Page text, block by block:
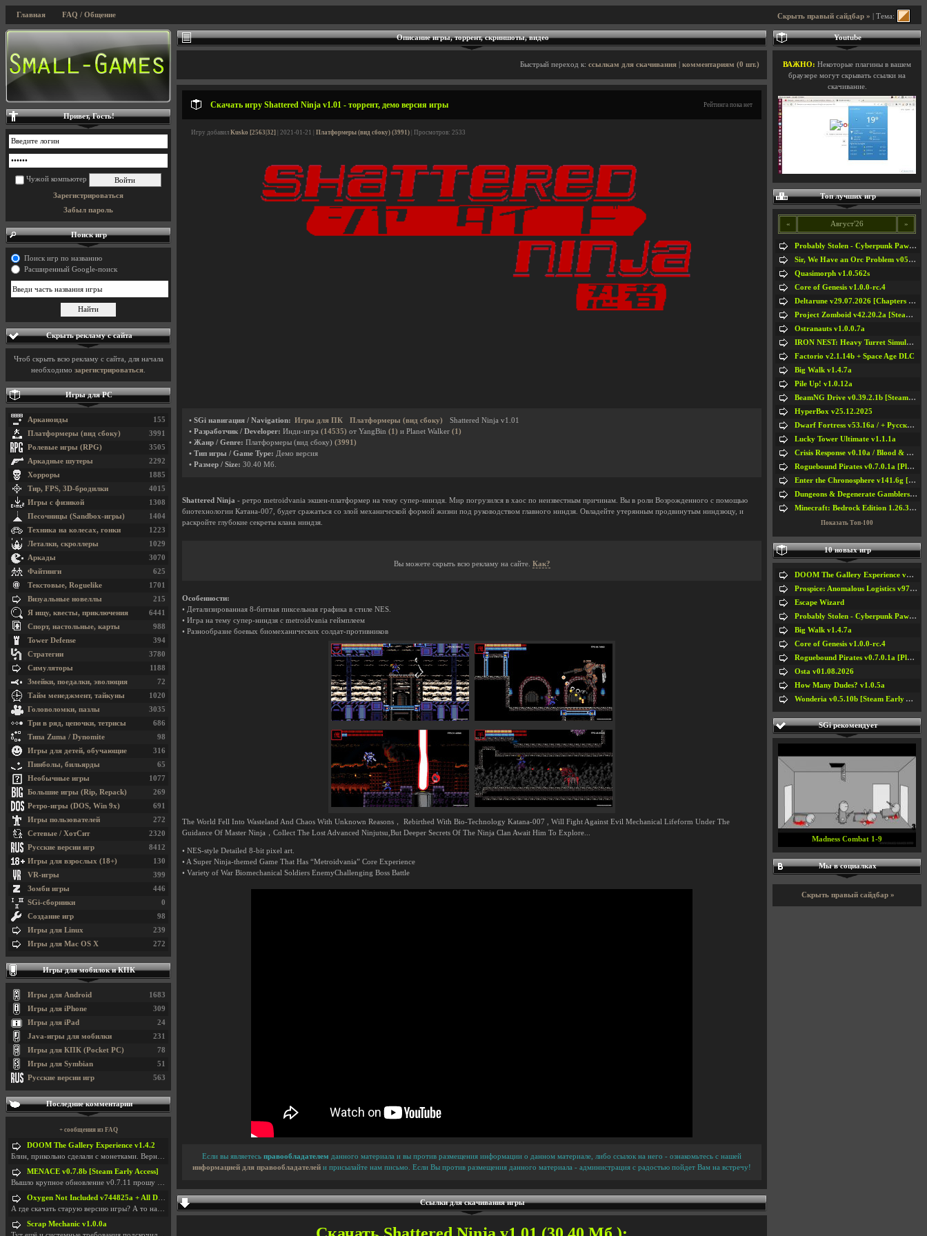
Скрыть правый сайдбар » | Тема:
Главная FAQ / Общение
Описание игры, торрент, скриншоты, видео
Быстрый переход к: ссылкам для скачивания комментариям (0 шт.)
Скачать игру Shattered Ninja v1.01 - торрент, демо версия игры Рейтинга пока нет
Игру добавил Kusko [2563|32] | 2021-01-21 | Платформеры (вид сбоку) (3991) | Просмотров: 2533
• SGi навигация / Navigation: Игры для ПК Платформеры (вид сбоку)
Shattered Ninja v1.01
• Разработчик / Developer: Инди-игра (14535) от YangBin (1) и Planet Walker (1)
• Жанр / Genre: Платформеры (вид сбоку) (3991)
• Тип игры / Game Type: Демо версия
• Размер / Size: 30.40 Мб.
Shattered Ninja - ретро metroidvania экшен-платформер на тему супер-нинздя. Мир погрузился в хаос по неизвестным причинам. Вы в роли Возрожденного с помощью
биотехнологии Катана-007, будет сражаться со злой механической формой жизни под руководством главного ниндзя. Овладейте утерянным продвинутым ниндзюцу, и
раскройте глубокие секреты клана ниндзя.
Вы можете скрыть всю рекламу на сайте. Как?
Особенности:
• Детализированная 8-битная пиксельная графика в стиле NES.
• Игра на тему супер-ниндзя с metroidvania геймплеем
• Разнообразие боевых биомеханических солдат-противников
The World Fell Into Wasteland And Chaos With Unknown Reasons， Rebirthed With Bio-Technology Katana-007 , Will Fight Against Evil Mechanical Lifeform Under The
Guidance Of Master Ninja，Collect The Lost Advanced Ninjutsu,But Deeper Secrets Of The Ninja Clan Await Him To Explore...
• NES-style Detailed 8-bit pixel art.
• A Super Ninja-themed Game That Has “Metroidvania” Core Experience
• Variety of War Biomechanical Soldiers EnemyChallenging Boss Battle
Если вы являетесь правообладателем данного материала и вы против размещения информации о данном материале, либо ссылок на него - ознакомьтесь с нашей
информацией для правообладателей и присылайте нам письмо. Если Вы против размещения данного материала - администрация с радостью пойдет Вам на встречу!
Ссылки для скачивания игры
Привет, Гость!
Чужой компьютер
Зарегистрироваться
Забыл пароль
Поиск игр
Поиск игр по названию
Расширенный Google-поиск
Скрыть рекламу с сайта
Чтоб скрыть всю рекламу с сайта, для начала
необходимо зарегистрироваться
Игры для PC
155
Арканоиды
3991
Платформеры (вид сбоку)
3505
Ролевые игры (RPG)
2292
Аркадные шутеры
1885
Хорроры
4015
Тир, FPS, 3D-бродилки
1308
Игры с физикой
1404
Песочницы (Sandbox-игры)
1223
Техника на колесах, гонки
1029
Леталки, скроллеры
3070
Аркады
625
Файтинги
1701
Текстовые, Roguelike
215
Визуальные новеллы
6441
Я ищу, квесты, приключения
988
Спорт, настольные, карты
394
Tower Defense
3780
Стратегии
1188
Симуляторы
72
Змейки, поедалки, эволюция
1020
Тайм менеджмент, тайкуны
3035
Головоломки, пазлы
686
Три в ряд, цепочки, тетрисы
98
Типа Zuma / Dynomite
316
Игры для детей, обучающие
65
Пинболы, бильярды
1077
Необычные игры
269
Большие игры (Rip, Repack)
691
Ретро-игры (DOS, Win 9x)
272
Игры пользователей
2320
Сетевые / ХотСит
8412
Русские версии игр
130
Игры для взрослых (18+)
399
VR-игры
446
Зомби игры
0
SGi-сборники
98
Создание игр
239
Игры для Linux
272
Игры для Mac OS X
Игры для мобилок и КПК
1683
Игры для Android
309
Игры для iPhone
24
Игры для iPad
231
Java-игры для мобилки
78
Игры для КПК (Pocket PC)
51
Игры для Symbian
563
Русские версии игр
Последние комментарии
+ сообщения из FAQ
DOOM The Gallery Experience v1.4.2
Блин, прикольно сделали с монетками. Вернулся в св
MENACE v0.7.8b [Steam Early Access]
Вышло крупное обновление v0.7.11 прошу обновить
Oxygen Not Included v744825a + All DLC
А где скачать старую версию игры? А то на новой но
Scrap Mechanic v1.0.0a
Youtube
ВАЖНО: Некоторые плагины в вашем
браузере могут скрывать ссылки на
скачивание.
Топ лучших игр
« Август'26 »
Probably Stolen - Cyberpunk Pawnshop Simulator v048c [Playtest]
Sir, We Have an Orc Problem v05.08.2026
Quasimorph v1.0.562s
Core of Genesis v1.0.0-rc.4
Deltarune v29.07.2026 [Chapters 1-5] / + RUS [Chapters 1-5]
Project Zomboid v42.20.2a [Steam Early Access]
Ostranauts v1.0.0.7a
IRON NEST: Heavy Turret Simulator v1.0a
Factorio v2.1.14b + Space Age DLC
Big Walk v1.4.7a
Pile Up! v1.0.12a
BeamNG Drive v0.39.2.1b [Steam Early Access]
HyperBox v25.12.2025
Dwarf Fortress v53.16a / + Русская Версия v50.12a
Lucky Tower Ultimate v1.1.1a
Crisis Response v0.10a / Blood & Bullet
Roguebound Pirates v0.7.0.1a [Playtest]
Enter the Chronosphere v141.6g [Steam Early Access]
Dungeons & Degenerate Gamblers v2.0.2a
Minecraft: Bedrock Edition 1.26.33.1a / + TLauncher v2.89
Показать Топ-100
10 новых игр
DOOM The Gallery Experience v1.4.2
Prospice: Anomalous Logistics v97 [Playtest]
Escape Wizard
Probably Stolen - Cyberpunk Pawnshop Simulator v048c [Playtest]
Big Walk v1.4.7a
Core of Genesis v1.0.0-rc.4
Roguebound Pirates v0.7.0.1a [Playtest]
Osta v01.08.2026
How Many Dudes? v1.0.5a
Wonderia v0.5.10b [Steam Early Access]
SGi рекомендует
Madness Combat 1-9
Мы в социалках
Скрыть правый сайдбар »